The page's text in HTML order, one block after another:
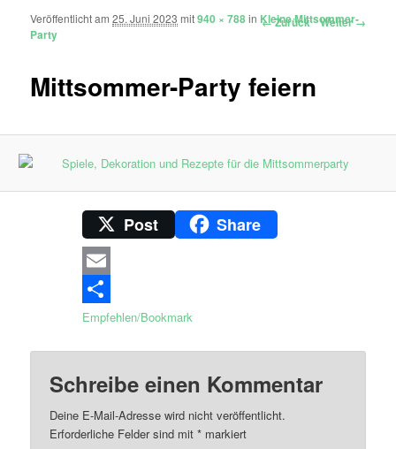
Bilder-Navigation ← Zurück Weiter →
Mittsommer-Party feiern
Veröffentlicht am25. Juni 2023 mit940 × 788in Kleine Mittsommer-
Party
Post Share
Email
Empfehlen/Bookmark
Schreibe einen Kommentar
Deine E-Mail-Adresse wird nicht veröffentlicht.
Erforderliche Felder sind mit* markiert